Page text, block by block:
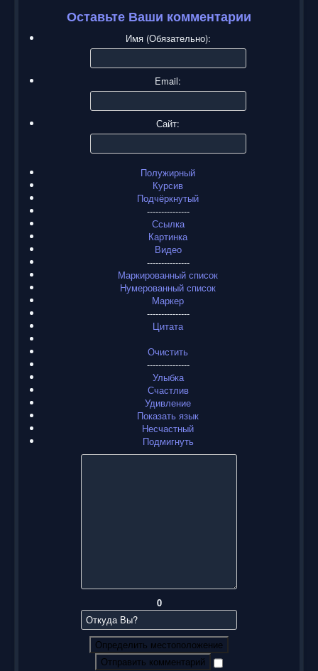
Оставьте Ваши комментарии
Имя (Обязательно):
Email:
Сайт:
Полужирный
Курсив
Подчёркнутый
---------------
Ссылка
Картинка
Видео
---------------
Маркированный список
Нумерованный список
Маркер
---------------
Цитата
Очистить
---------------
Улыбка
Счастлив
Удивление
Показать язык
Несчастный
Подмигнуть
0
Определить местоположение
Отправить комментарий